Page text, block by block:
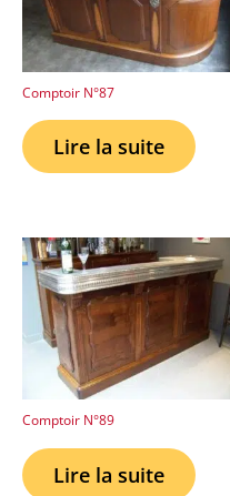
Comptoir N°87
Lire la suite
Comptoir N°89
Lire la suite